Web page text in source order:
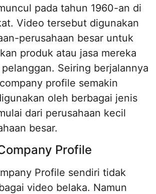
pada tahun 1960-an di
Video tersebut digunakan
perusahaan besar untuk
produk atau jasa mereka
Seiring berjalannya
profile semakin
oleh berbagai jenis
dari perusahaan kecil
besar.
Profile
Profile sendiri tidak
video belaka. Namun